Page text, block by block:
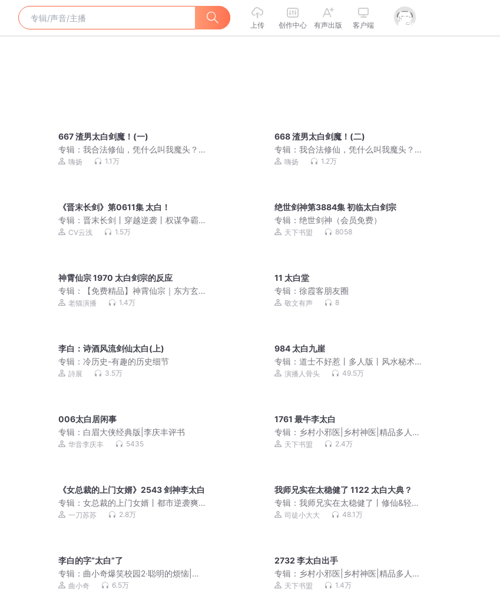
上传 创作中心 有声出版 客户端
667 渣男太白剑魔！(一)
专辑：我合法修仙，凭什么叫我魔头？
丨爆笑丨都市修仙丨爆更中丨嗨扬演播
嗨扬 1.1万
668 渣男太白剑魔！(二)
专辑：我合法修仙，凭什么叫我魔头？
丨爆笑丨都市修仙丨爆更中丨嗨扬演播
嗨扬 1.2万
《晋末长剑》第0611集 太白！
专辑：晋末长剑丨穿越逆袭丨权谋争霸
丨晚唐浮生前传|VIP免费|多人有声剧
CV云浅 1.5万
绝世剑神第3884集 初临太白剑宗
专辑：绝世剑神（会员免费）
天下书盟 8058
神霄仙宗 1970 太白剑宗的反应
专辑：
【免费精品】神霄仙宗｜东方玄
幻 | 老猫演播领衔多人有声剧
老猫演播 1.4万
11 太白堂
专辑：徐霞客朋友圈
敬文有声 8
李白：诗酒风流剑仙太白(上)
专辑：冷历史-有趣的历史细节
詩展 3.5万
984 太白九崖
专辑：道士不好惹丨多人版丨风水秘术
丨爆笑丨都市丨悬疑恐怖灵异
演播人骨头 49.5万
006太白居闲事
专辑： 白眉大侠经典版|李庆丰评书
华音李庆丰 5435
1761 最牛李太白
专辑： 乡村小邪医|乡村神医|精品多人有
声剧天下书盟 2.4万
《女总裁的上门女婿》2543 剑神李太白
专辑：女总裁的上门女婿丨都市逆袭爽
文丨铁三角领衔多人有声剧
一刀苏苏 2.8万
我师兄实在太稳健了 1122 太白大典？
专辑：我师兄实在太稳健了丨修仙&轻松
丨精品多人有声剧
司徒小大大 48.1万
李白的字“太白”了
专辑： 曲小奇爆笑校园2·聪明的烦恼|小
学生笑话|上学记
曲小奇 6.5万
2732 李太白出手
专辑： 乡村小邪医|乡村神医|精品多人有
声剧天下书盟 1.4万